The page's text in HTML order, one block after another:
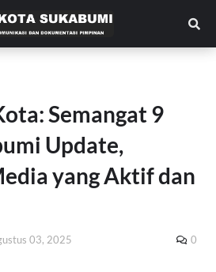
Semangat 9
Update,
yang Aktif dan
03, 2025 0